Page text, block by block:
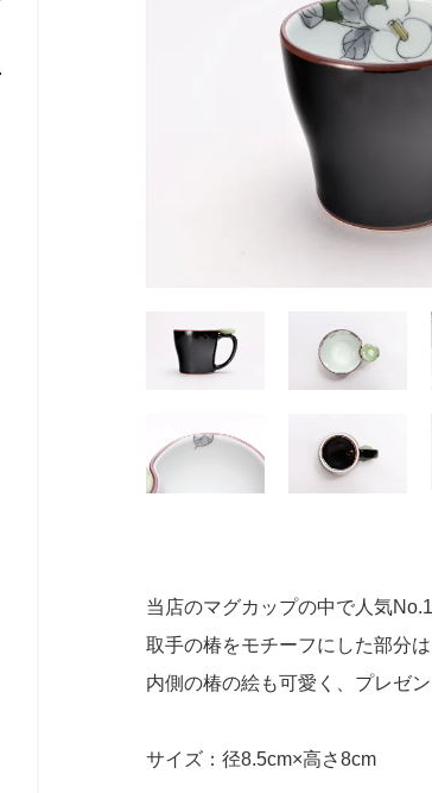
当店のマグカップの中で人気
取手の椿をモチーフにした部分
内側の椿の絵も可愛く、プレゼ
サイズ：径8.5cm×高さ8cm